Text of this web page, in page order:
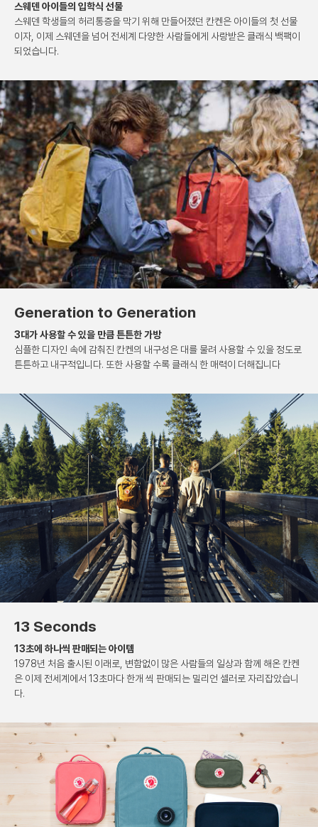
스웨덴 아이들의 입학식 선물
스웨덴 학생들의 허리통증을 막기 위해 만들어졌던 칸켄은 아이들의 첫 선물
이자, 이제 스웨덴을 넘어 전세계 다양한 사람들에게 사랑받은 클래식 백팩이
되었습니다.
Generation to Generation
3대가 사용할 수 있을 만큼 튼튼한 가방
심플한 디자인 속에 감춰진 칸켄의 내구성은 대를 물려 사용할 수 있을 정도로
튼튼하고 내구적입니다. 또한 사용할 수록 클래식 한 매력이 더해집니다
13 Seconds
13초에 하나씩 판매되는 아이템
1978년 처음 출시된 이래로, 변함없이 많은 사람들의 일상과 함께 해온 칸켄
은 이제 전세계에서 13초마다 한개 씩 판매되는 밀리언 셀러로 자리잡았습니
다.